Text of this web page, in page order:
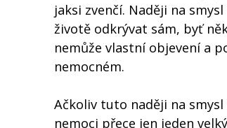
jaksi zvenčí. Naději na
životě odkrývat sám, byť
nemůže vlastní objevení a
nemocném.
Ačkoliv tuto naději na
nemoci přece jen jeden